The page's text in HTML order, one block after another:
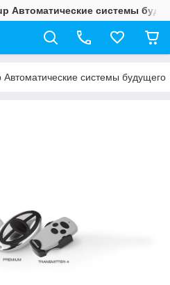
Автоматические системы
системы будущего